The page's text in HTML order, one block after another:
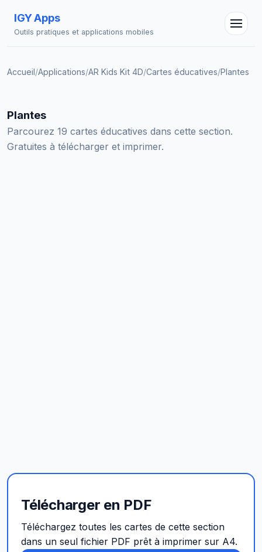
IGY Apps
Outils pratiques et applications mobiles
Accueil/Applications/AR Kids Kit 4D/Cartes éducatives/Plantes
Plantes
Parcourez 19 cartes éducatives dans cette section.
Gratuites à télécharger et imprimer.
Télécharger en PDF
Téléchargez toutes les cartes de cette section
dans un seul fichier PDF prêt à imprimer sur A4.
Assistant IGY